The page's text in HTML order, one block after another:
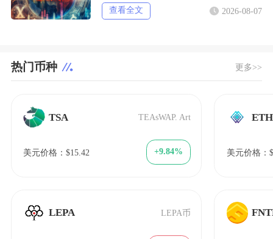
查看全文 2026-08-07
热门币种 更多>>
TSA TEAsWAP. Art
美元价格：$15.42 +9.84%
LEPA LEPA币
美元价格：